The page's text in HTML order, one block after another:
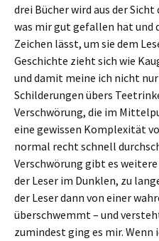
drei Bücher wird aus der
was mir gut gefallen hat und
Zeichen lässt, um sie dem
Geschichte zieht sich wie
und damit meine ich nicht
Schilderungen übers
Verschwörung, die im
eine gewissen Komplexität
normal recht schnell
Verschwörung gibt es
der Leser im Dunklen, zu
der Leser dann von einer
überschwemmt – und
zumindest ging es mir.